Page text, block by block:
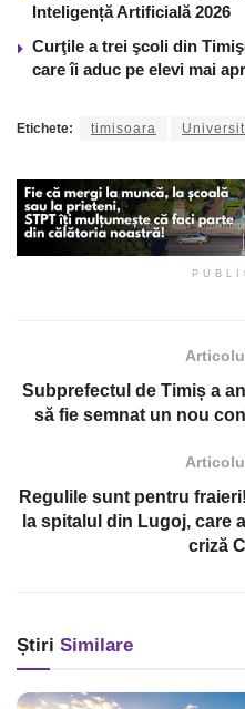
Inteligență Artificială 2026
Curţile a trei şcoli din
care îi aduc pe elevi mai
Etichete: timisoara
Subprefectul de Timiș a
să fie semnat un nou
Regulile sunt pentru
la spitalul din Lugoj, care
criză
Știri Similare